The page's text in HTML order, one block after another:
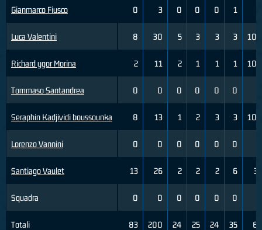
Gianmarco Fiusco
Luca Valentini
Richard ygor Morina
Tommaso Santandrea
Seraphin Kadjividi boussounka
Lorenzo Vannini
Santiago Vaulet
Squadra
Totali
0 3 0 0 0 1
8 30 5 3 3 3 100
2 11 2 1 1 1 100
0 0 0 0 0 0
8 13 1 2 3 3 100
0 0 0 0 0 0
13 26 2 2 2 6 33
0 0 0 0 0 0
83 200 24 25 24 35 69